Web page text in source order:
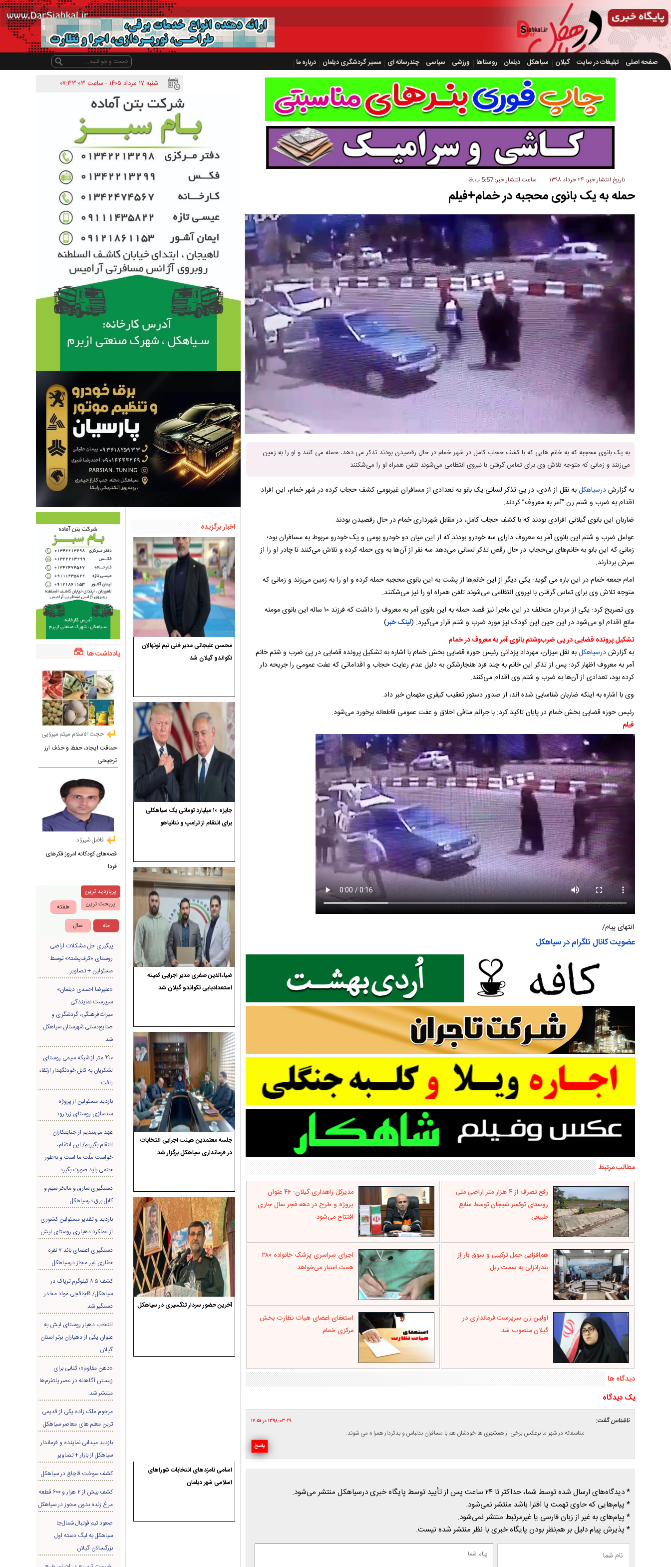
صفحه اصلی تبلیغات در سایت گیلان سیاهکل دیلمان روستاها ورزشی سیاسی چندرسانه ای مسیر گردشگری دیلمان
درباره ما
شنبه ۱۷ مرداد ۱۴۰۵ - ساعت
۰۷:۳۳:۰۳
تاریخ انتشار خبر: ۲۴ خرداد ۱۳۹۸ ساعت انتشار خبر: 5:57 ب.ظ
حمله به یک بانوی محجبه در خمام+فیلم
به یک بانوی محجبه که به خانم هایی که با کشف حجاب کامل در شهر خمام در حال رقصیدن بودند تذکر می دهد، حمله می کنند و او را به زمین
می‌زنند و زمانی که متوجه تلاش وی برای تماس گرفتن با نیروی انتظامی می‌شوند تلفن همراه او را می‌شکنند.
به گزارشدرسیاهکل
به نقل از ۸دی، در پی تذکر لسانی یک بانو به تعدادی از مسافران غیربومی کشف حجاب کرده در شهر خمام، این افراد
اقدام به ضرب و شتم زن “آمر به معروف” کردند.
ضاربان این بانوی گیلانی افرادی بودند که با کشف حجاب کامل، در مقابل شهرداری خمام در حال رقصیدن بودند.
عوامل ضرب و شتم این بانوی آمر به معروف دارای سه خودرو بودند که از این میان دو خودرو بومی و یک خودرو مربوط به مسافران بود؛
زمانی که این بانو به خانم‌های بی‌حجاب در حال رقص تذکر لسانی می‌دهد سه نفر از آن‌ها به وی حمله کرده و تلاش می‌کنند تا چادر او را از
سرش بردارند.
امام جمعه خمام در این باره می گوید: یکی دیگر از این خانم‌ها از پشت به این بانوی محجبه حمله کرده و او را به زمین می‌زند و زمانی که
متوجه تلاش وی برای تماس گرفتن با نیروی انتظامی می‌شوند تلفن همراه او را نیز می‌شکنند.
وی تصریح کرد: یکی از مردان متخلف در این ماجرا نیز قصد حمله به این بانوی آمر به معروف را داشت که فرزند ۱۰ ساله این بانوی مومنه
مانع اقدام او می‌شود در این حین این کودک نیز مورد ضرب و شتم قرار می‌گیرد‌. (لینک خبر)
تشکیل پرونده قضایی در پی ضرب‌و‌شتم بانوی آمر به معروف در خمام
به گزارشدرسیاهکلبه نقل میزان، مهرداد یزدانی رئیس حوزه قضایی بخش خمام با اشاره به تشکیل پرونده قضایی در پی ضرب و شتم خانم
آمر به معروف اظهار کرد: پس از تذکر این خانم به چند فرد هنجارشکن به دلیل عدم رعایت حجاب و اقداماتی که عفت عمومی را جریحه دار
کرده بود، تعدادی از آن‌ها به ضرب و شتم وی اقدام می‌کنند.
وی با اشاره به اینکه ضاربان شناسایی شده اند، از صدور دستور تعقیب کیفری متهمان خبر داد.
رئیس حوزه قضایی بخش خمام در پایان تاکید کرد: با جرائم منافی اخلاق و عفت عمومی قاطعانه برخورد می‌شود.
فیلم
انتهای پیام/
عضویت کانال تلگرام در سیاهکل
مطالب مرتبط
رفع تصرف از ۴ هزار متر اراضی ملی
روستای توکسر شیجان توسط منابع
طبیعی
مدیرکل راهداری گیلان: ۴۶ عنوان
پروژه و طرح در دهه فجر سال جاری
افتتاح می‌شود
هم‌افزایی حمل ترکیبی و سوق بار از
بندرانزلی به سمت ریل
اجرای سراسری پزشک خانواده ۳۸۰
همت اعتبار می‌خواهد
اولین زن سرپرست فرمانداری در
گیلان منصوب شد
استعفای اعضای هیات نظارت بخش
مرکزی خمام
دیدگاه ها
يک ديدگاه
ناشناسگفت: ۱۳۹۸-۰۳-۲۹ در ۱۷:۵۱
متاسفانه در شهر ما برعکس برخی از همشهری ها خودشان هم با مسافران بدلباس و بدکردار همرا ه می شوند.
پاسخ
* دیدگاه‌های ارسال شده توسط شما، حداکثر تا ۲۴ ساعت پس از تأیید توسط پایگاه خبری درسیاهکل منتشر می‌شود.
* پیام‌هایی که حاوی تهمت یا افترا باشد منتشر نمی‌شود.
* پیام‌های به غیر از زبان فارسی یا غیرمرتبط منتشر نمی‌شود.
* پذیرش پیام دلیل بر هم‌نظر بودن پایگاه خبری با نظر منتشر شده نیست.
اخبار برگزیده
محسن علیجانی مدیر فنی تیم نونهالان
تکواندو گیلان شد
جایزه ۱۰ میلیارد تومانی یک سیاهکلی
برای انتقام از ترامپ و نتانیاهو
ضیاءالدین صفری مدیر اجرایی کمیته
استعدادیابی تکواندو گیلان شد
جلسه معتمدین هیئت اجرایی انتخابات
در فرمانداری سیاهکل برگزار شد
آخرین حضور سردار تنگسیری در سیاهکل
اسامی نامزدهای انتخابات شوراهای
اسلامی شهر دیلمان
یادداشت ها
حجت الاسلام میثم میرزایی
حماقت ایجاد، حفظ و حذف ارز
ترجیحی
فاضل شیرزاد
قصه‌های کودکانه امروز فکرهای
فردا
پربازدید ترین
پربحث ترین
هفته
ماه
سال
پیگیری حل مشکلات اراضی
روستای «کرف‌پشته» توسط
مسئولین + تصاویر
«علیرضا احمدی دیلمان»
سرپرست نمایندگی
میراث‌فرهنگی، گردشگری و
صنایع‌دستی شهرستان سیاهکل
شد
۹۹۰ متر از شبکه سیمی روستای
لشکریان به کابل خودنگهدار ارتقاء
یافت
بازدید مسئولین از پروژه
سدسازی روستای زردرود
عهد می‌بندیم از جنایتکاران
انتقام بگیریم/ این انتقام،
خواست ملّت ما است و به‌طور
حتمی باید صورت بگیرد
دستگیری سارق و مالخر سیم و
کابل برق درسیاهکل
بازدید و تقدیر مسئولین کشوری
از عملکرد دهیاری روستای لیش
دستگیری اعضای باند ۷ نفره
حفاری غير مجاز درسیاهکل
کشف ۸.۵ کیلوگرم تریاک در
سیاهکل/ قاچاقچی مواد مخدر
دستگیر شد
انتخاب دهیار روستای لیش به
عنوان یکی از دهیاران برتر استان
گیلان
«ذهن مقاوم»؛ کتابی برای
زیستن آگاهانه در عصر پلتفرم‌ها
منتشر شد
مرحوم ملک زاده یکی از قدیمی
ترین معلم های معاصر سیاهکل
بازدید میدانی نماینده و فرماندار
سیاهکل از بازار + تصاویر
کشف سوخت قاچاق در سياهکل
کشف بیش از ۲ هزار و ۶۰۰ قطعه
مرغ زنده بدون مجوز در سیاهکل
صعود تیم فوتبال شمال‌جا‌
سیاهکل به لیگ دسته اول
بزرگسالان گیلان